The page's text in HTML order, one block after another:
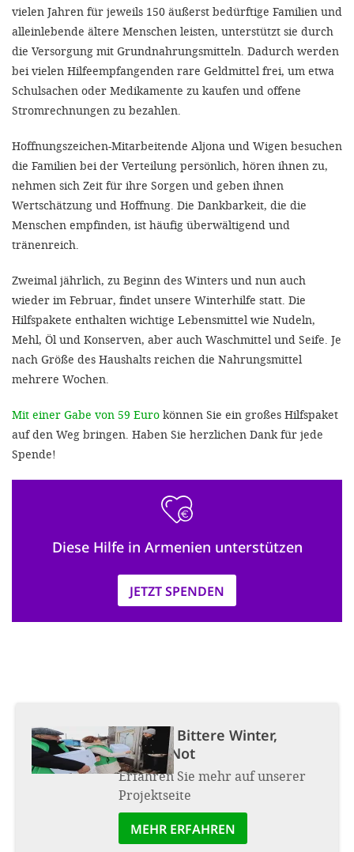
vielen Jahren für jeweils 150 äußerst bedürftige Familien und
alleinlebende ältere Menschen leisten, unterstützt sie durch
die Versorgung mit Grundnahrungsmitteln. Dadurch werden
bei vielen Hilfeempfangenden rare Geldmittel frei, um etwa
Schulsachen oder Medikamente zu kaufen und offene
Stromrechnungen zu bezahlen.
Hoffnungszeichen-Mitarbeitende Aljona und Wigen besuchen
die Familien bei der Verteilung persönlich, hören ihnen zu,
nehmen sich Zeit für ihre Sorgen und geben ihnen
Wertschätzung und Hoffnung. Die Dankbarkeit, die die
Menschen empfinden, ist häufig überwältigend und
tränenreich.
Zweimal jährlich, zu Beginn des Winters und nun auch
wieder im Februar, findet unsere Winterhilfe statt. Die
Hilfspakete enthalten wichtige Lebensmittel wie Nudeln,
Mehl, Öl und Konserven, aber auch Waschmittel und Seife. Je
nach Größe des Haushalts reichen die Nahrungsmittel
mehrere Wochen.
Mit einer Gabe von 59 Euro können Sie ein großes Hilfspaket
auf den Weg bringen. Haben Sie herzlichen Dank für jede
Spende!
Diese Hilfe in Armenien unterstützen
JETZT SPENDEN
Projekt: Bittere Winter,
bittere Not
Erfahren Sie mehr auf unserer
Projektseite
MEHR ERFAHREN